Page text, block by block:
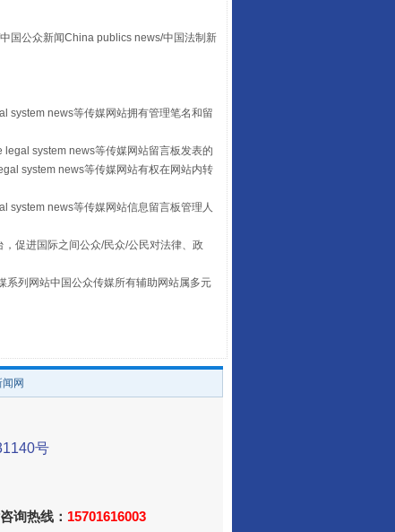
习近平的“航天情”
国公众新闻China publics news/中国法制新
system news等传媒网站拥有管理笔名和留
system news等传媒网站留言板发表的
system news等传媒网站有权在网站内转
system news等传媒网站信息留言板管理人
促进国际之间公众/民众/公民对法律、政
列网站中国公众传媒所有辅助网站属多元
网
号
询热线： 15701616003